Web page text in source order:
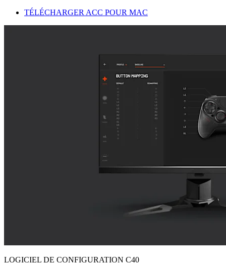
TÉLÉCHARGER ACC POUR MAC
LOGICIEL DE CONFIGURATION C40